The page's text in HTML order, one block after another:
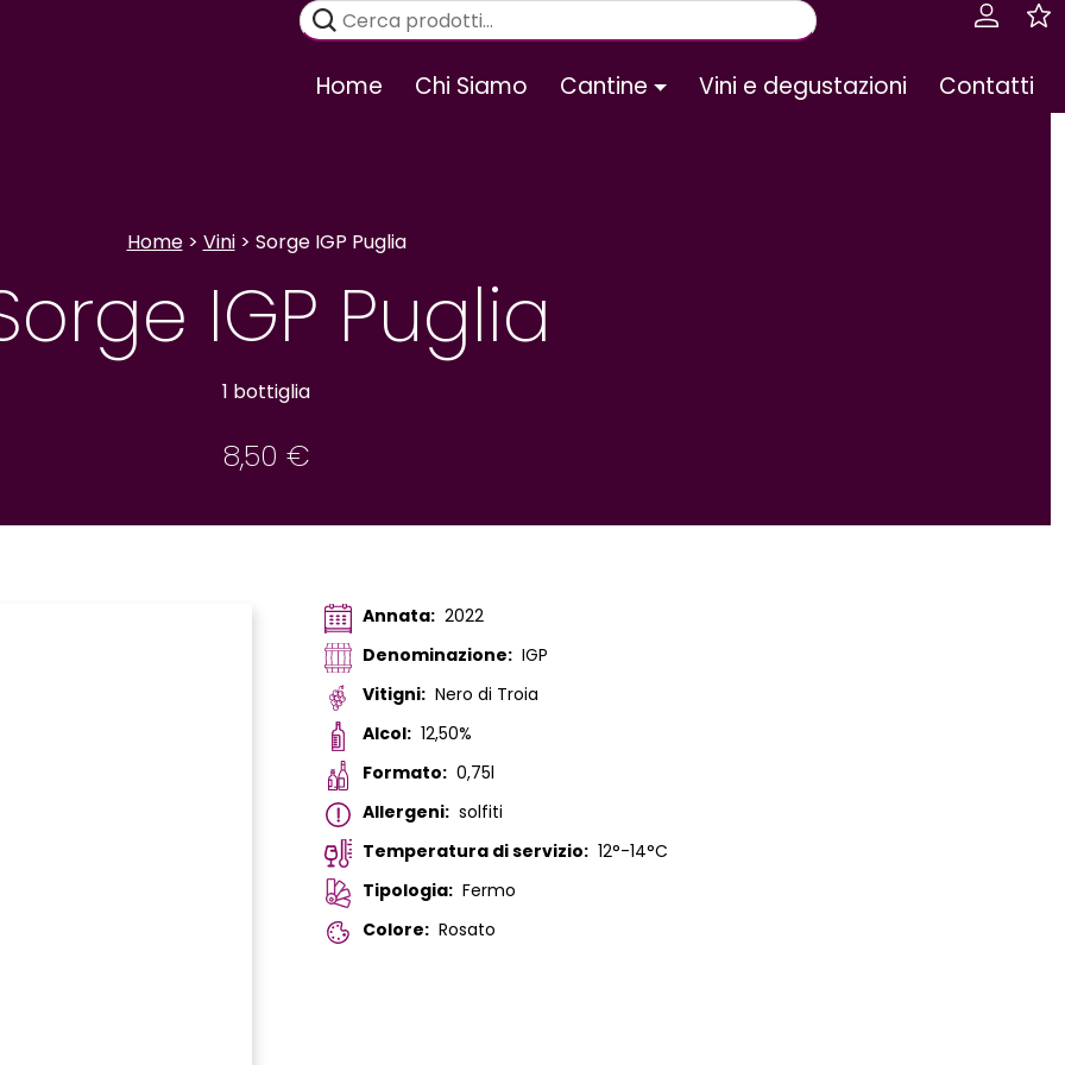
Cerca:
Home Chi Siamo Cantine Vini e degustazioni Contatti
Home> Vini> Sorge IGP Puglia
IGP Puglia
1 bottiglia
8,50 €
Annata: 2022
Denominazione: IGP
Vitigni: Nero di Troia
Alcol: 12,50%
Formato: 0,75l
Allergeni: solfiti
Temperatura di servizio: 12°-14°C
Tipologia: Fermo
Colore: Rosato